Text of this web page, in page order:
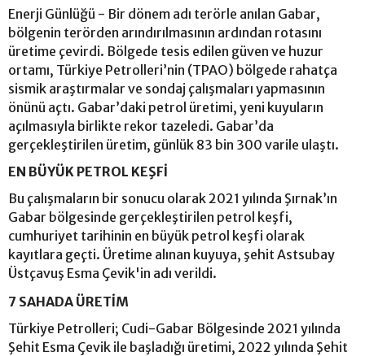
Enerji Günlüğü - Bir dönem adı terörle anılan Gabar,
bölgenin terörden arındırılmasının ardından rotasını
üretime çevirdi. Bölgede tesis edilen güven ve huzur
ortamı, Türkiye Petrolleri’nin (TPAO) bölgede rahatça
sismik araştırmalar ve sondaj çalışmaları yapmasının
önünü açtı. Gabar’daki petrol üretimi, yeni kuyuların
açılmasıyla birlikte rekor tazeledi. Gabar’da
gerçekleştirilen üretim, günlük 83 bin 300 varile ulaştı.
EN BÜYÜK PETROL KEŞFİ
Bu çalışmaların bir sonucu olarak 2021 yılında Şırnak’ın
Gabar bölgesinde gerçekleştirilen petrol keşfi,
cumhuriyet tarihinin en büyük petrol keşfi olarak
kayıtlara geçti. Üretime alınan kuyuya, şehit Astsubay
Üstçavuş Esma Çevik'in adı verildi.
7 SAHADA ÜRETİM
Türkiye Petrolleri; Cudi-Gabar Bölgesinde 2021 yılında
Şehit Esma Çevik ile başladığı üretimi, 2022 yılında Şehit